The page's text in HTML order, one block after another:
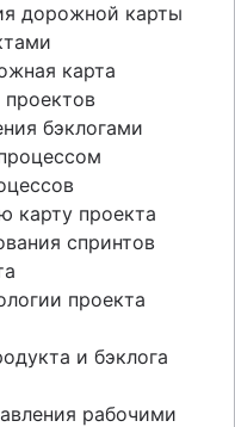
дорожной карты
карта
бэклогами
карту проекта
спринтов
проекта
и бэклога
рабочими